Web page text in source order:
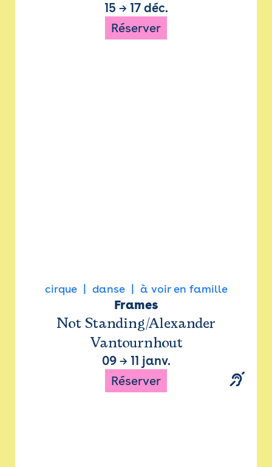
15 → 17 déc.
Réserver
cirque danse à voir en famille
Frames
Not Standing/Alexander
Vantournhout
09→ 11 janv.
Réserver